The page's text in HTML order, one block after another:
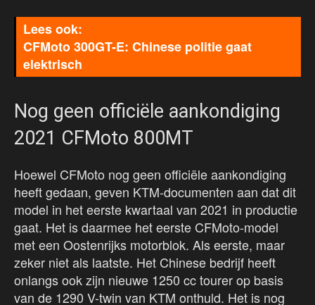
CFMoto 300GT-E: Chinese politie gaat
elektrisch
Nog geen officiële aankondiging
2021 CFMoto 800MT
Hoewel CFMoto nog geen officiële aankondiging
heeft gedaan, geven KTM-documenten aan dat dit
model in het eerste kwartaal van 2021 in productie
gaat. Het is daarmee het eerste CFMoto-model
met een Oostenrijks motorblok. Als eerste, maar
zeker niet als laatste. Het Chinese bedrijf heeft
onlangs ook zijn nieuwe 1250 cc tourer op basis
van de 1290 V-twin van KTM onthuld. Het is nog